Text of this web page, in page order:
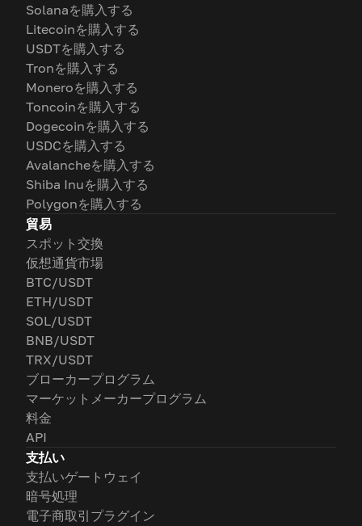
Solanaを購入する
Litecoinを購入する
USDTを購入する
Tronを購入する
Moneroを購入する
Toncoinを購入する
Dogecoinを購入する
USDCを購入する
Avalancheを購入する
Shiba Inuを購入する
Polygonを購入する
貿易
スポット交換
仮想通貨市場
BTC/USDT
ETH/USDT
SOL/USDT
BNB/USDT
TRX/USDT
ブローカープログラム
マーケットメーカープログラム
料金
API
支払い
支払いゲートウェイ
暗号処理
電子商取引プラグイン